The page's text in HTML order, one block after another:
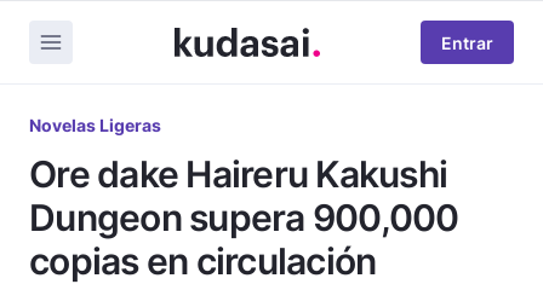
Entrar
Novelas Ligeras
Ore dake Haireru Kakushi
Dungeon supera 900,000
copias en circulación